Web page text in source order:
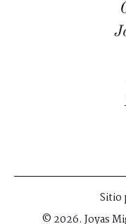
Sitio
© 2026. Joyas